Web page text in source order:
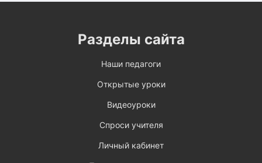
Разделы сайта
Наши педагоги
Открытые уроки
Видеоуроки
Спроси учителя
Личный кабинет